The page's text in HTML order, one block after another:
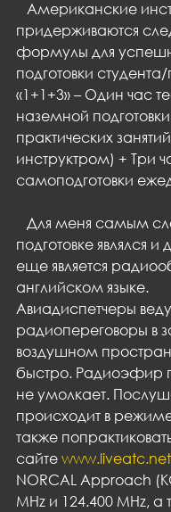
придерживаются
формулы для
подготовки
«1+1+3» – Один час
наземной
практических
инструктром) + Три
самоподготовки
подготовке являлся и
еще является
английском языке.
Авиадиспетчеры
радиопереговоры в
воздушном
быстро. Радиоэфир
не умолкает.
происходит в
также
сайте www.liveatc.net
NORCAL Approach
MHz и 124.400 MHz, a